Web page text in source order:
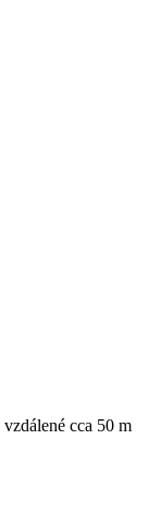
cca 50 m